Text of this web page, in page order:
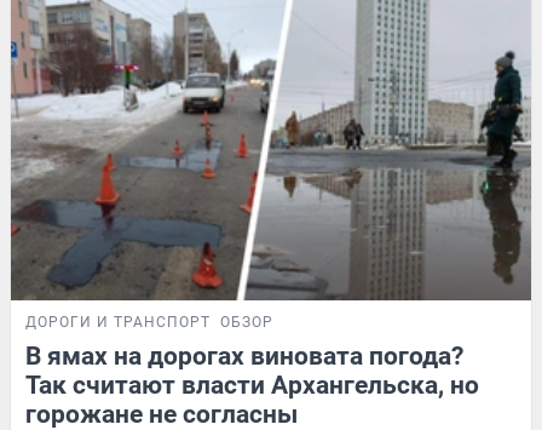
ДОРОГИ И ТРАНСПОРТ ОБЗОР
В ямах на дорогах виновата погода?
Так считают власти Архангельска, но
горожане не согласны